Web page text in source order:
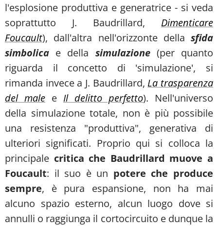
l'esplosione produttiva e generatrice - si veda
soprattutto J. Baudrillard, Dimenticare
Foucault), dall'altra nell'orizzonte della sfida
simbolica e della simulazione(per quanto
riguarda il concetto di 'simulazione', si
rimanda invece a J. Baudrillard, La trasparenza
del male e Il delitto perfetto). Nell'universo
della simulazione totale, non è più possibile
una resistenza "produttiva", generativa di
ulteriori significati. Proprio qui si colloca la
principale critica che Baudrillard muove a
Foucault: il suo è un potere che produce
sempre, è pura espansione, non ha mai
alcuno spazio esterno, alcun luogo dove si
annulli o raggiunga il cortocircuito e dunque la